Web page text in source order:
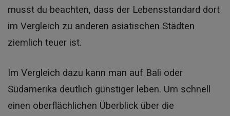
musst du beachten, dass der Lebensstandard dort
im Vergleich zu anderen asiatischen Städten
ziemlich teuer ist.
Im Vergleich dazu kann man auf Bali oder
Südamerika deutlich günstiger leben. Um schnell
einen oberflächlichen Überblick über die